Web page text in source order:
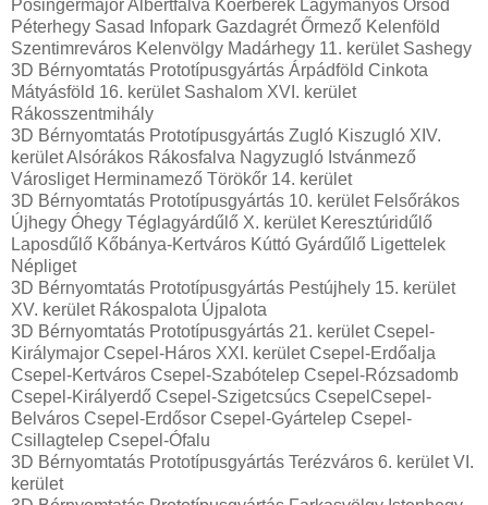
Pösingermajor Albertfalva Kőérberek Lágymányos Örsöd
Péterhegy Sasad Infopark Gazdagrét Őrmező Kelenföld
Szentimreváros Kelenvölgy Madárhegy 11. kerület Sashegy
3D Bérnyomtatás Prototípusgyártás Árpádföld Cinkota
Mátyásföld 16. kerület Sashalom XVI. kerület
Rákosszentmihály
3D Bérnyomtatás Prototípusgyártás Zugló Kiszugló XIV.
kerület Alsórákos Rákosfalva Nagyzugló Istvánmező
Városliget Herminamező Törökőr 14. kerület
3D Bérnyomtatás Prototípusgyártás 10. kerület Felsőrákos
Újhegy Óhegy Téglagyárdűlő X. kerület Keresztúridűlő
Laposdűlő Kőbánya-Kertváros Kúttó Gyárdűlő Ligettelek
Népliget
3D Bérnyomtatás Prototípusgyártás Pestújhely 15. kerület
XV. kerület Rákospalota Újpalota
3D Bérnyomtatás Prototípusgyártás 21. kerület Csepel-
Királymajor Csepel-Háros XXI. kerület Csepel-Erdőalja
Csepel-Kertváros Csepel-Szabótelep Csepel-Rózsadomb
Csepel-Királyerdő Csepel-Szigetcsúcs CsepelCsepel-
Belváros Csepel-Erdősor Csepel-Gyártelep Csepel-
Csillagtelep Csepel-Ófalu
3D Bérnyomtatás Prototípusgyártás Terézváros 6. kerület VI.
kerület